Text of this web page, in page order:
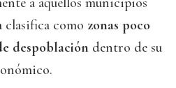
clasifica como zonas poco
despoblación dentro de su